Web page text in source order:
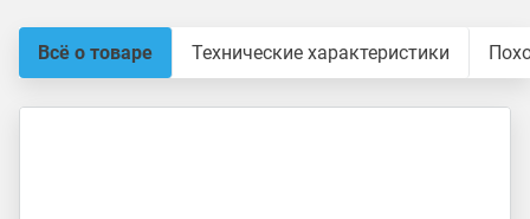
Всё о товаре Технические характеристики